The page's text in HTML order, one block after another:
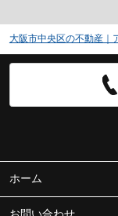
大阪市中央区の不動産｜
ホーム
お問い合わせ